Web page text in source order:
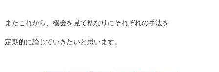
またこれから、機会を見て私なりにそれぞれの手法を
定期的に論じていきたいと思います。